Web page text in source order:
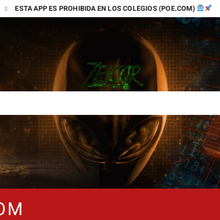
ES PROHIBIDA EN LOS COLEGIOS (POE.COM) TIKTOK